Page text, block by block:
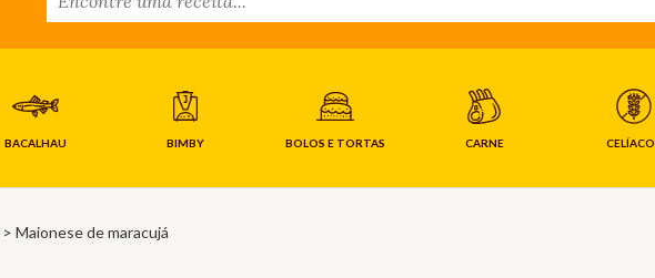
BACALHAU BIMBY BOLOS E TORTAS CARNE
> Maionese de maracujá